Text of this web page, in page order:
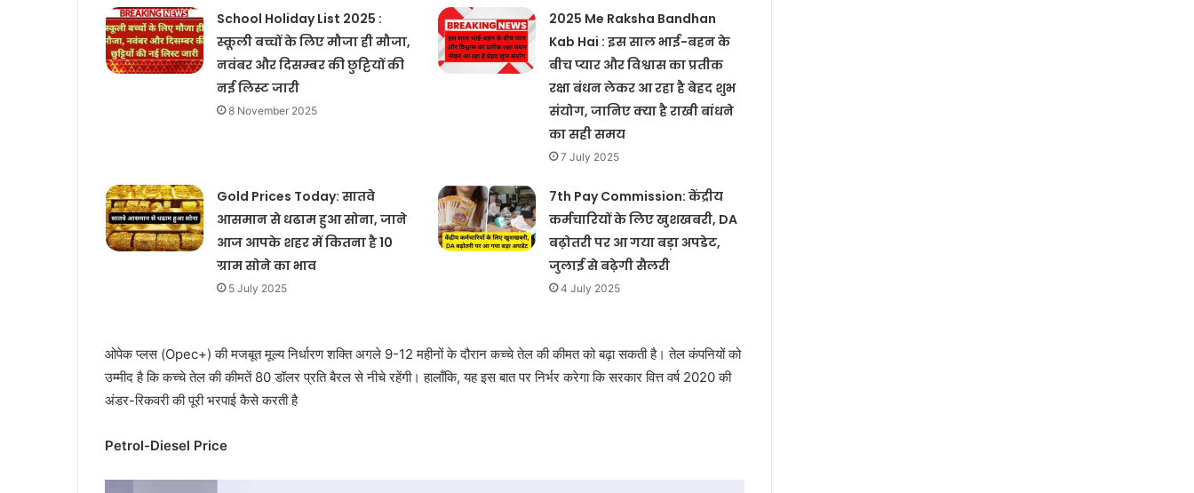
School Holiday List 2025 :
स्कूली बच्चों के लिए मौजा ही मौजा,
नवंबर और दिसम्बर की छुट्टियों की
नई लिस्ट जारी
8 November 2025
2025 Me Raksha Bandhan
Kab Hai : इस साल भाई-बहन के
बीच प्यार और विश्वास का प्रतीक
रक्षा बंधन लेकर आ रहा है बेहद शुभ
संयोग, जानिए क्या है राखी बांधने
का सही समय
7 July 2025
Gold Prices Today: सातवे
आसमान से धढाम हुआ सोना, जाने
आज आपके शहर में कितना है 10
ग्राम सोने का भाव
5 July 2025
7th Pay Commission: केंद्रीय
कर्मचारियों के लिए खुशखबरी, DA
बढ़ोतरी पर आ गया बड़ा अपडेट,
जुलाई से बढ़ेगी सैलरी
4 July 2025
ओपेक प्लस (Opec+) की मजबूत मूल्य निर्धारण शक्ति अगले 9-12 महीनों के दौरान कच्चे तेल की कीमत को बढ़ा सकती है। तेल कंपनियों को
उम्मीद है कि कच्चे तेल की कीमतें 80 डॉलर प्रति बैरल से नीचे रहेंगी। हालाँकि, यह इस बात पर निर्भर करेगा कि सरकार वित्त वर्ष 2020 की
अंडर-रिकवरी की पूरी भरपाई कैसे करती है
Petrol-Diesel Price